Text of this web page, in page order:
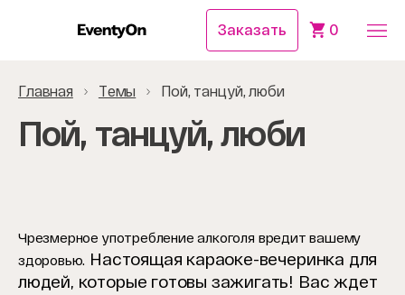
Заказать 0
Главная Темы Пой, танцуй, люби
Пой, танцуй, люби
Чрезмерное употребление алкоголя вредит вашему
здоровью. Настоящая караоке-вечеринка для
людей, которые готовы зажигать! Вас ждет